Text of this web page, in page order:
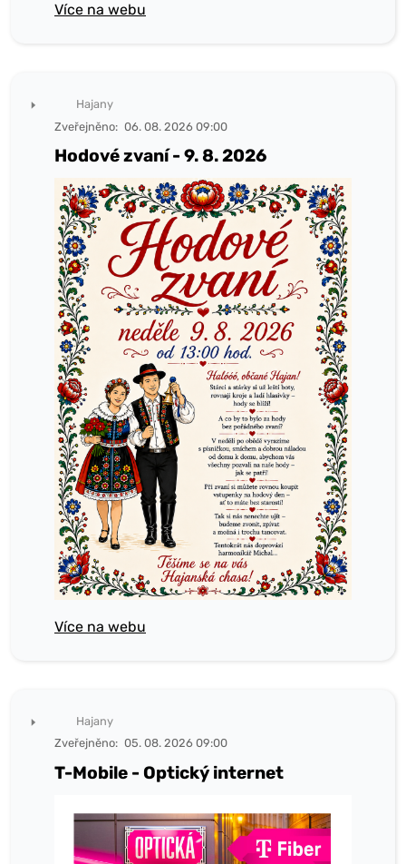
Více na webu
Hajany
Zveřejněno: 06. 08. 2026 09:00
Hodové zvaní - 9. 8. 2026
Více na webu
Hajany
Zveřejněno: 05. 08. 2026 09:00
T-Mobile - Optický internet